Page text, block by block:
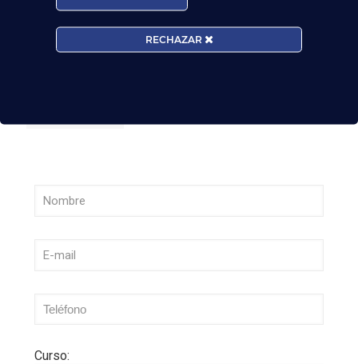
El Aeropuerto de Madrid-Barajas supera los 6
millones de pasajeros en mayo: ¿qué significa
Curso:
RECHAZAR